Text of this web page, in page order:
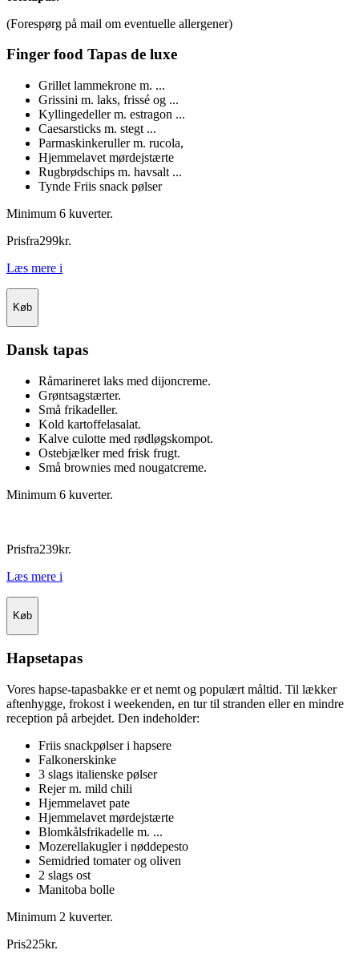
(Forespørg på mail om eventuelle allergener)
Finger food Tapas de luxe
Grillet lammekrone m. ...
Grissini m. laks, frissé og ...
Kyllingedeller m. estragon ...
Caesarsticks m. stegt ...
Parmaskinkeruller m. rucola,
Hjemmelavet mørdejstærte
Rugbrødschips m. havsalt ...
Tynde Friis snack pølser
Minimum 6 kuverter.
Prisfra299kr.
Læs mere i
Køb
Dansk tapas
Råmarineret laks med dijoncreme.
Grøntsagstærter.
Små frikadeller.
Kold kartoffelasalat.
Kalve culotte med rødløgskompot.
Ostebjælker med frisk frugt.
Små brownies med nougatcreme.
Minimum 6 kuverter.
Prisfra239kr.
Læs mere i
Køb
Hapsetapas
Vores hapse-tapasbakke er et nemt og populært måltid. Til lækker
aftenhygge, frokost i weekenden, en tur til stranden eller en mindre
reception på arbejdet. Den indeholder:
Friis snackpølser i hapsere
Falkonerskinke
3 slags italienske pølser
Rejer m. mild chili
Hjemmelavet pate
Hjemmelavet mørdejstærte
Blomkålsfrikadelle m. ...
Mozerellakugler i nøddepesto
Semidried tomater og oliven
2 slags ost
Manitoba bolle
Minimum 2 kuverter.
Pris225kr.